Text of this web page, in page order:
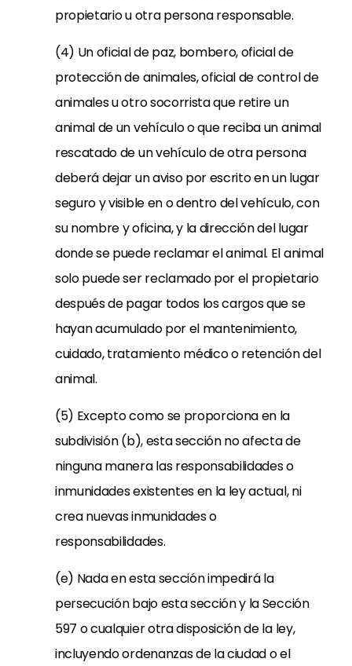
propietario u otra persona responsable.
(4) Un oficial de paz, bombero, oficial de
protección de animales, oficial de control de
animales u otro socorrista que retire un
animal de un vehículo o que reciba un animal
rescatado de un vehículo de otra persona
deberá dejar un aviso por escrito en un lugar
seguro y visible en o dentro del vehículo, con
su nombre y oficina, y la dirección del lugar
donde se puede reclamar el animal. El animal
solo puede ser reclamado por el propietario
después de pagar todos los cargos que se
hayan acumulado por el mantenimiento,
cuidado, tratamiento médico o retención del
animal.
(5) Excepto como se proporciona en la
subdivisión (b), esta sección no afecta de
ninguna manera las responsabilidades o
inmunidades existentes en la ley actual, ni
crea nuevas inmunidades o
responsabilidades.
(e) Nada en esta sección impedirá la
persecución bajo esta sección y la Sección
597 o cualquier otra disposición de la ley,
incluyendo ordenanzas de la ciudad o el